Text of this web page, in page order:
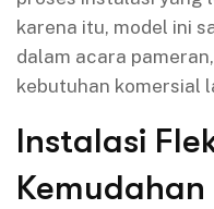
karena itu, model ini
dalam acara
kebutuhan komersial
Instalasi